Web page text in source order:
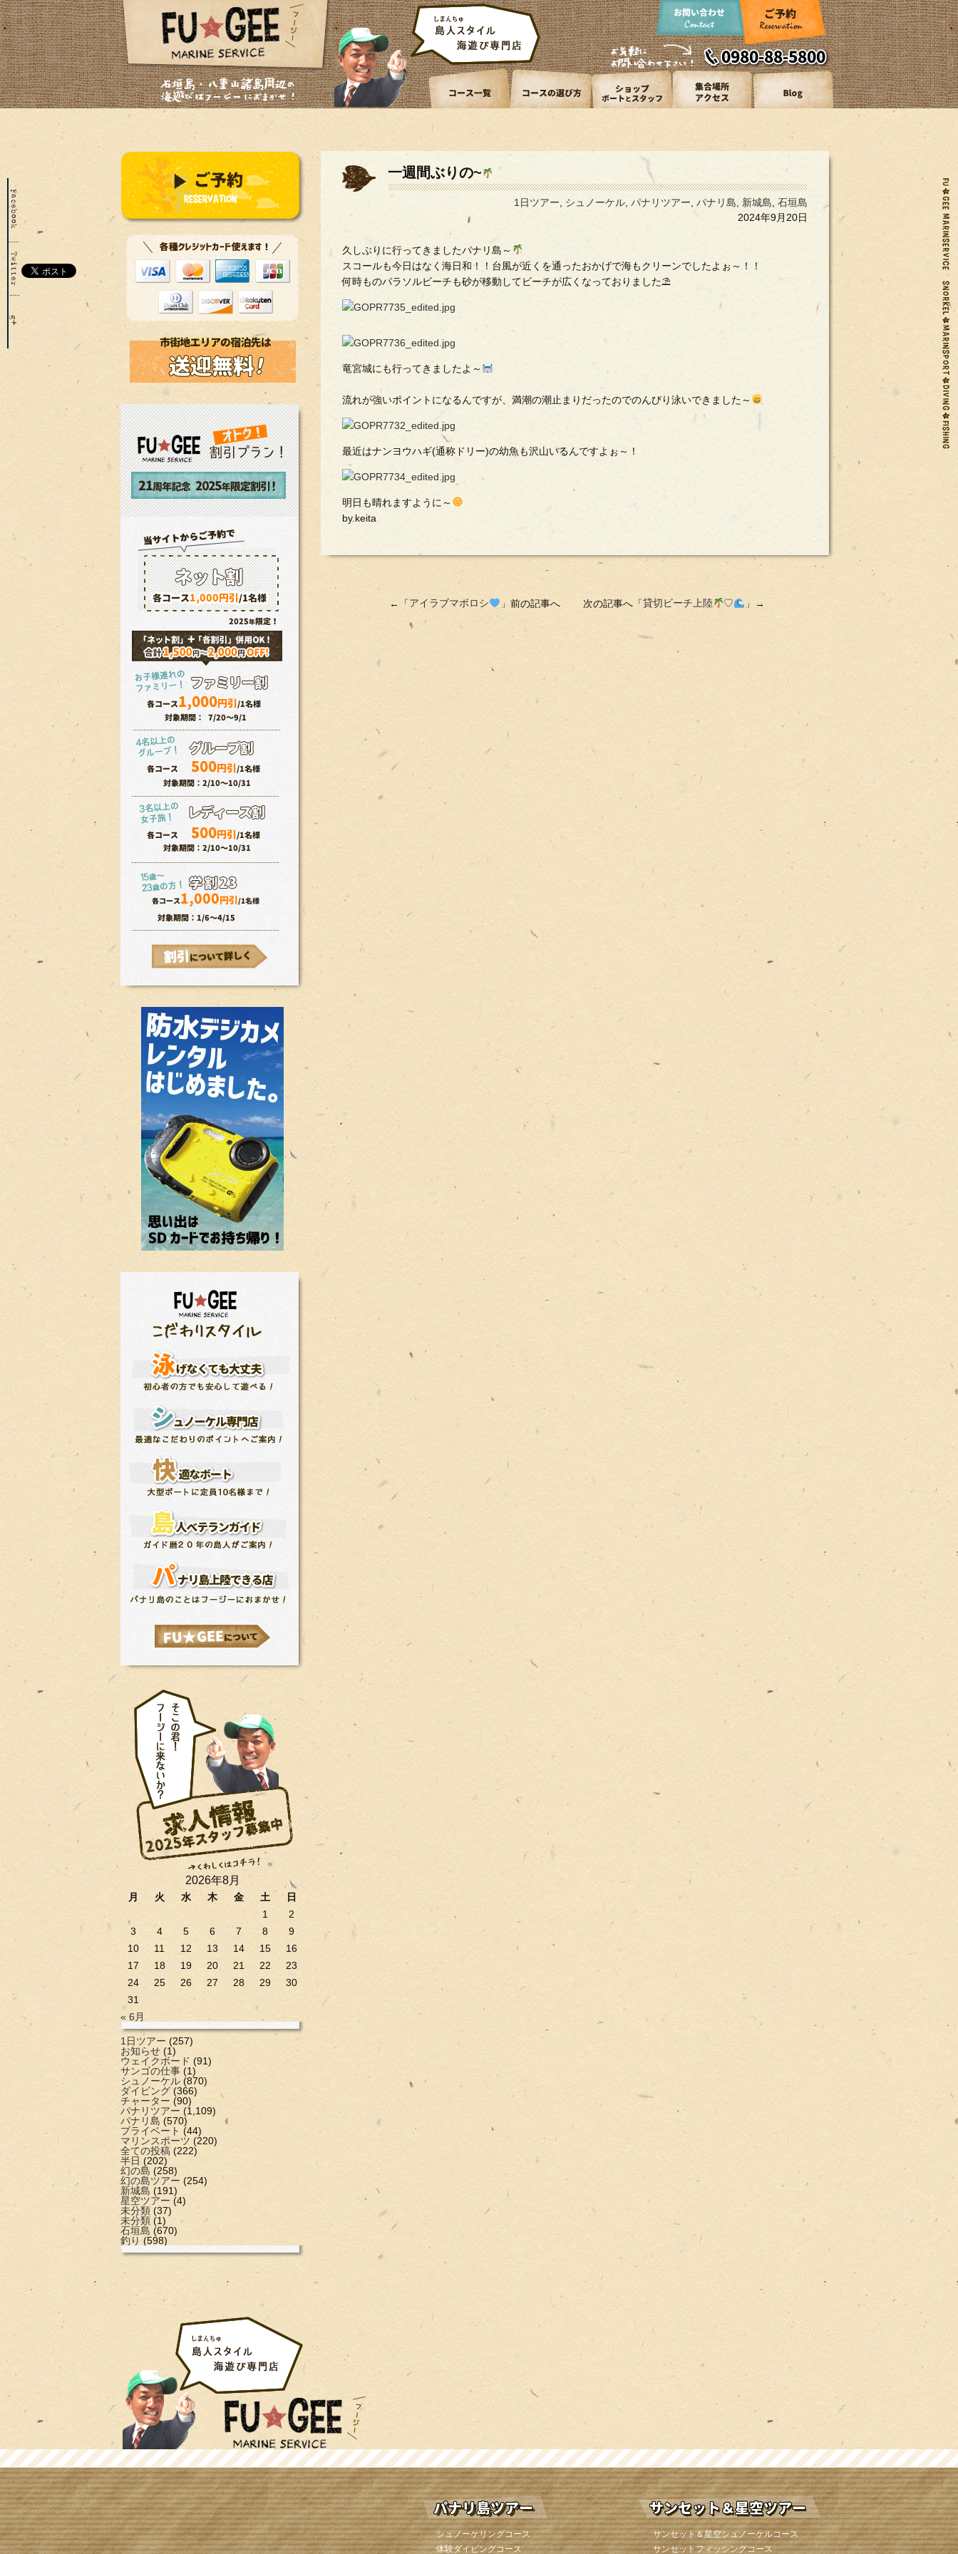
2026年8月
月 火 水 木 金 土
日
1
2
3
4 5 6 7 8
9
10
11 12 13 14 15
16
17
18 19 20 21 22
23
24
25 26 27 28 29
30
31
« 6月
1日ツアー (257)
お知らせ (1)
ウェイクボード (91)
サンゴの仕事 (1)
シュノーケル (870)
ダイビング (366)
チャーター (90)
パナリツアー (1,109)
パナリ島 (570)
プライベート (44)
マリンスポーツ (220)
全ての投稿 (222)
半日 (202)
幻の島 (258)
幻の島ツアー (254)
新城島 (191)
星空ツアー (4)
未分類 (37)
未分類 (1)
石垣島 (670)
釣り (598)
一週間ぶりの~
1日ツアー シュノーケル パナリツアー パナリ島 新城島 石垣島
2024年9月20日
久しぶりに行ってきましたパナリ島～
スコールも今日はなく海日和！！台風が近くを通ったおかげで海もクリーンでしたよぉ～！！
何時ものパラソルビーチも砂が移動してビーチが広くなっておりました⛱
竜宮城にも行ってきましたよ～
流れが強いポイントになるんですが、満潮の潮止まりだったのでのんびり泳いできました～
最近はナンヨウハギ(通称ドリー)の幼魚も沢山いるんですよぉ～！
明日も晴れますように～
by.keita
←「アイラブマボロシ 」前の記事へ 次の記事へ「貸切ビーチ上陸 ♡ 」→
シュノーケリングコース
体験ダイビングコース
サンセット＆星空シュノーケルコース
サンセットフィッシングコース